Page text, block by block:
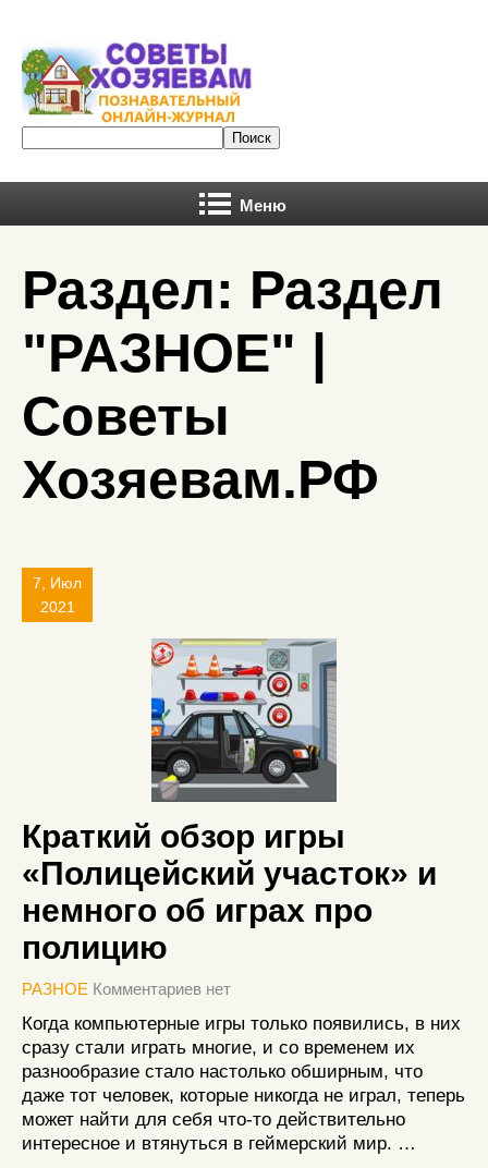
Меню
Раздел: Раздел
"РАЗНОЕ" |
Советы
Хозяевам.РФ
7, Июл
2021
Краткий обзор игры
«Полицейский участок» и
немного об играх про
полицию
РАЗНОЕ Комментариев нет
Когда компьютерные игры только появились, в них
сразу стали играть многие, и со временем их
разнообразие стало настолько обширным, что
даже тот человек, которые никогда не играл, теперь
может найти для себя что-то действительно
интересное и втянуться в геймерский мир. …